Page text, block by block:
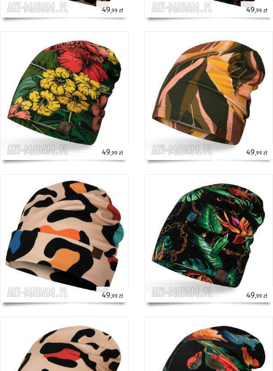
49,99 zł 49,99 zł
49,99 zł 49,99 zł
49,99 zł 49,99 zł